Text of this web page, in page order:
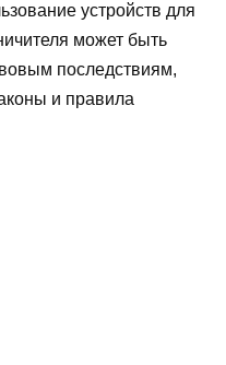
устройств для
может быть
последствиям,
и правила